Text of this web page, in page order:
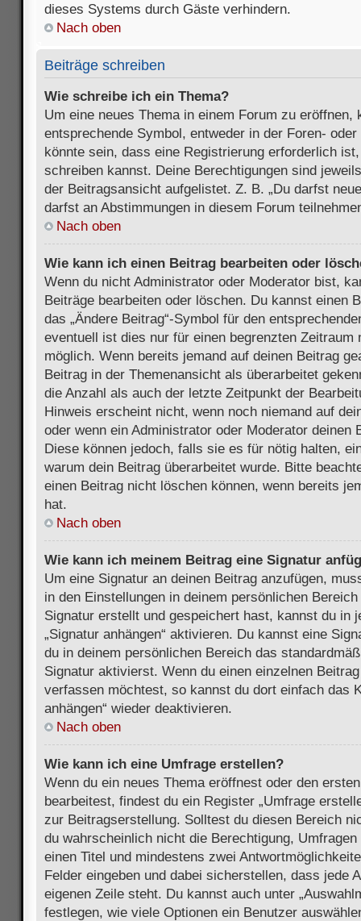
dieses Systems durch Gäste verhindern.
Nach oben
Beiträge schreiben
Wie schreibe ich ein Thema?
Um eine neues Thema in einem Forum zu eröffnen,
entsprechende Symbol, entweder in der Foren-
könnte sein, dass eine Registrierung erforderlich
schreiben kannst. Deine Berechtigungen sind
der Beitragsansicht aufgelistet. Z. B. „Du darfst
darfst an Abstimmungen in diesem Forum
Nach oben
Wie kann ich einen Beitrag bearbeiten oder
Wenn du nicht Administrator oder Moderator bist,
Beiträge bearbeiten oder löschen. Du kannst einen
das „Ändere Beitrag“-Symbol für den
eventuell ist dies nur für einen begrenzten Zeitraum
möglich. Wenn bereits jemand auf deinen Beitrag
Beitrag in der Themenansicht als überarbeitet
die Anzahl als auch der letzte Zeitpunkt der
Hinweis erscheint nicht, wenn noch niemand auf
oder wenn ein Administrator oder Moderator deinen
Diese können jedoch, falls sie es für nötig halten,
warum dein Beitrag überarbeitet wurde. Bitte
einen Beitrag nicht löschen können, wenn bereits
hat.
Nach oben
Wie kann ich meinem Beitrag eine Signatur
Um eine Signatur an deinen Beitrag anzufügen,
in den Einstellungen in deinem persönlichen
Signatur erstellt und gespeichert hast, kannst du in
„Signatur anhängen“ aktivieren. Du kannst eine
du in deinem persönlichen Bereich das
Signatur aktivierst. Wenn du einen einzelnen
verfassen möchtest, so kannst du dort einfach das
anhängen“ wieder deaktivieren.
Nach oben
Wie kann ich eine Umfrage erstellen?
Wenn du ein neues Thema eröffnest oder den
bearbeitest, findest du ein Register „Umfrage
zur Beitragserstellung. Solltest du diesen Bereich
du wahrscheinlich nicht die Berechtigung,
einen Titel und mindestens zwei
Felder eingeben und dabei sicherstellen, dass jede
eigenen Zeile steht. Du kannst auch unter
festlegen, wie viele Optionen ein Benutzer